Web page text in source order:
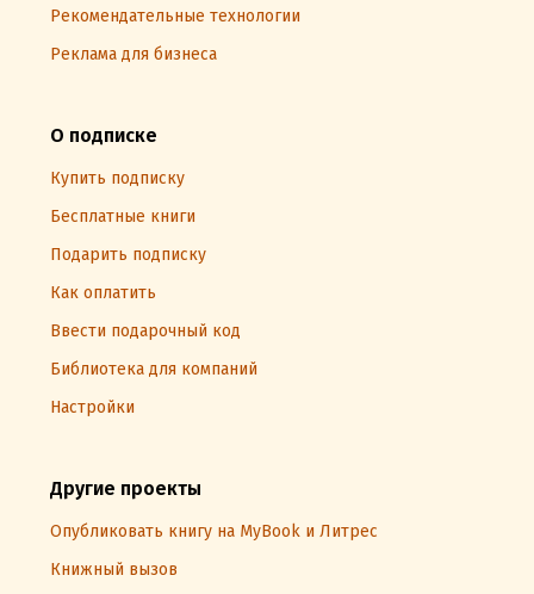
Рекомендательные технологии
Реклама для бизнеса
О подписке
Купить подписку
Бесплатные книги
Подарить подписку
Как оплатить
Ввести подарочный код
Библиотека для компаний
Настройки
Другие проекты
Опубликовать книгу на MyBook и Литрес
Книжный вызов